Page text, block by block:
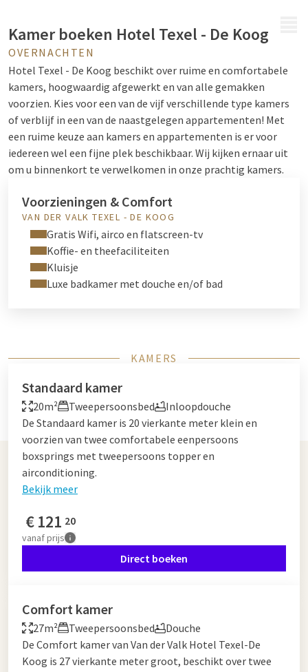
Kamer boeken Hotel Texel - De Koog
OVERNACHTEN
Hotel Texel - De Koog beschikt over ruime en comfortabele
kamers, hoogwaardig afgewerkt en van alle gemakken
voorzien. Kies voor een van de vijf verschillende type kamers
of verblijf in een van de naastgelegen appartementen! Met
een ruime keuze aan kamers en appartementen is er voor
iedereen wel een fijne plek beschikbaar. Wij kijken ernaar uit
om u binnenkort te verwelkomen in onze prachtig kamers.
Voorzieningen & Comfort
VAN DER VALK TEXEL - DE KOOG
Gratis Wifi, airco en flatscreen-tv
Koffie- en theefaciliteiten
Kluisje
Luxe badkamer met douche en/of bad
KAMERS
Standaard kamer
20m² Tweepersoonsbed
Inloopdouche
De Standaard kamer is 20 vierkante meter klein en
voorzien van twee comfortabele eenpersoons
boxsprings met tweepersoons topper en
airconditioning.
Bekijk meer
€121 20
vanafprijs
Direct boeken
Comfort kamer
27m² Tweepersoonsbed
Douche
De Comfort kamer van Van der Valk Hotel Texel-De
Koog is 27 vierkante meter groot, beschikt over twee